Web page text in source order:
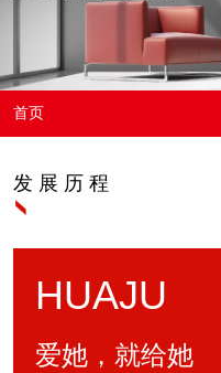
首页
发展历程
HUAJU
爱她，就给她